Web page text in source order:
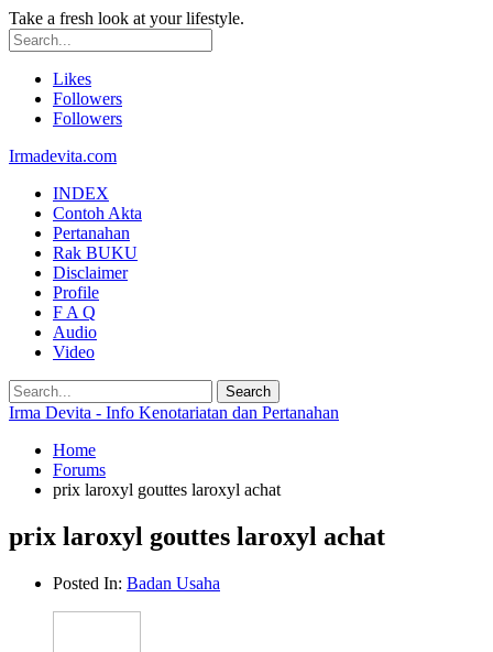
Take a fresh look at your lifestyle.
Likes
Followers
Followers
Irmadevita.com
INDEX
Contoh Akta
Pertanahan
Rak BUKU
Disclaimer
Profile
F A Q
Audio
Video
Irma Devita - Info Kenotariatan dan Pertanahan
Home
Forums
prix laroxyl gouttes laroxyl achat
prix laroxyl gouttes laroxyl achat
Posted In: Badan Usaha